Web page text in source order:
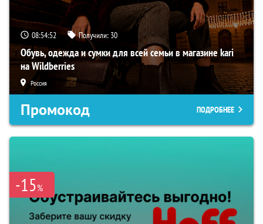
08:54:51 Получили: 30
Обувь, одежда и сумки для всей семьи в магазине kari
на Wildberries
Россия
Промокод ПОДРОБНЕЕ
-15%